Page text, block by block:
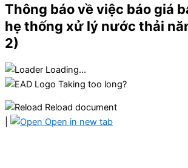
Thông báo về việc báo giá
hẹ thống xử lý nước thải
2)
Loading...
Taking too long?
Reload document
Open in new tab